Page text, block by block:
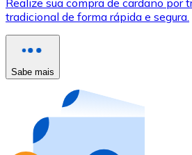
Use cartões Visa e Mastercard
Comprar com cartão
Compre cartões-presente
Ir para a loja de cartões-
tradicional de forma rápida e segura.
Sabe mais